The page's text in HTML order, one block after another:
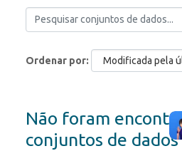
Ordenar por
Não foram
conjuntos de dados